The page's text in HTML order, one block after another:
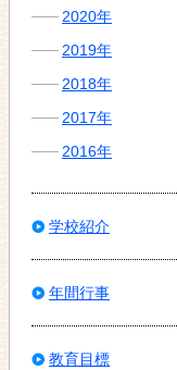
2020年
2019年
2018年
2017年
2016年
学校紹介
年間行事
教育目標